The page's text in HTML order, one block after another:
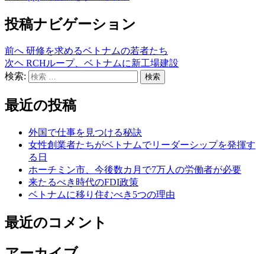
投稿ナビゲーション
前へ 研修を求めるベトナムの若者たち
次ヘ RCHループ、ベトナムに新工場建設
検索:
検索
最近の投稿
外国で仕事を見つける秘訣
女性創業者たちがベトナムでリーダーシップを発揮す
る日
ホーチミン市、今後数カ月で7万人の労働者が必要
来たるべき時代のFDI政策
ベトナムに移り住むべき5つの理由
最近のコメント